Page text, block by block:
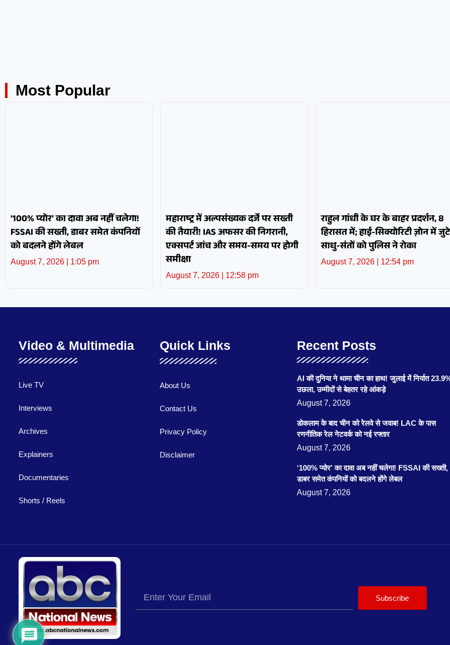
Most Popular
‘100% प्योर’ का दावा अब नहीं चलेगा!
FSSAI की सख्ती, डाबर समेत कंपनियों
को बदलने होंगे लेबल
August 7, 2026 1:05 pm
महाराष्ट्र में अल्पसंख्यक दर्जे पर सख्ती
की तैयारी! IAS अफसर की निगरानी,
एक्सपर्ट जांच और समय-समय पर होगी
समीक्षा
August 7, 2026 12:58 pm
राहुल गांधी के घर के बाहर प्रदर्शन, 8
हिरासत में; हाई-सिक्योरिटी ज़ोन में जुटे
साधु-संतों को पुलिस ने रोका
August 7, 2026 12:54 pm
Video & Multimedia
Live TV
Interviews
Archives
Explainers
Documentaries
Shorts / Reels
Quick Links
About Us
Contact Us
Privacy Policy
Disclaimer
Recent Posts
AI की दुनिया ने थामा चीन का हाथ! जुलाई में निर्यात
उछला, उम्मीदों से बेहतर रहे आंकड़े
August 7, 2026
डोकलाम के बाद चीन को रेलवे से जवाब! LAC के पास
रणनीतिक रेल नेटवर्क को नई रफ्तार
August 7, 2026
‘100% प्योर’ का दावा अब नहीं चलेगा! FSSAI की सख्ती,
डाबर समेत कंपनियों को बदलने होंगे लेबल
August 7, 2026
Subscribe